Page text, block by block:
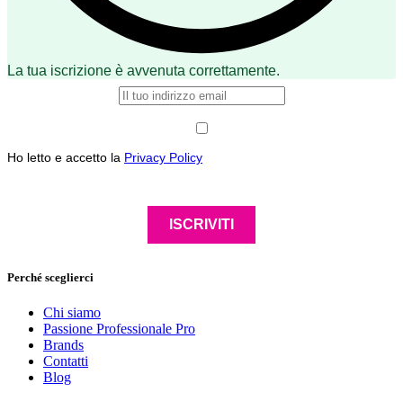
La tua iscrizione è avvenuta correttamente.
Ho letto e accetto la Privacy Policy
ISCRIVITI
Perché sceglierci
Chi siamo
Passione Professionale Pro
Brands
Contatti
Blog